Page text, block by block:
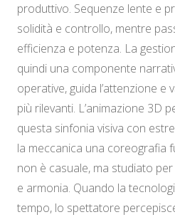
produttivo. Sequenze lente e
solidità e controllo, mentre
efficienza e potenza. La
quindi una componente
operative, guida l’attenzione e
più rilevanti. L’animazione 3D
questa sinfonia visiva con
la meccanica una coreografia
non è casuale, ma studiato
e armonia. Quando la
tempo, lo spettatore